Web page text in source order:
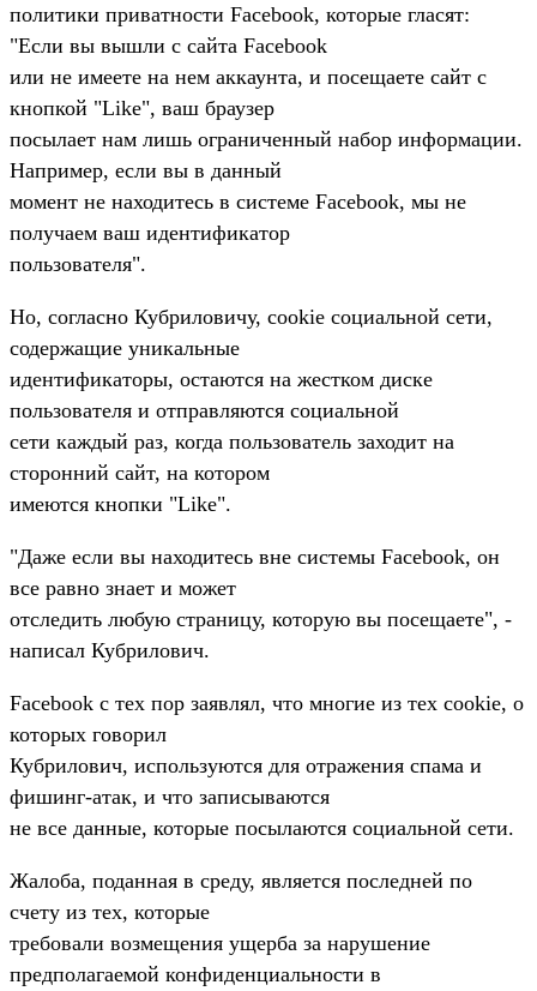
политики приватности Facebook, которые гласят:
"Если вы вышли с сайта Facebook
или не имеете на нем аккаунта, и посещаете сайт с
кнопкой "Like", ваш браузер
посылает нам лишь ограниченный набор информации.
Например, если вы в данный
момент не находитесь в системе Facebook, мы не
получаем ваш идентификатор
пользователя".
Но, согласно Кубриловичу, cookie социальной сети,
содержащие уникальные
идентификаторы, остаются на жестком диске
пользователя и отправляются социальной
сети каждый раз, когда пользователь заходит на
сторонний сайт, на котором
имеются кнопки "Like".
"Даже если вы находитесь вне системы Facebook, он
все равно знает и может
отследить любую страницу, которую вы посещаете", -
написал Кубрилович.
Facebook с тех пор заявлял, что многие из тех cookie, о
которых говорил
Кубрилович, используются для отражения спама и
фишинг-атак, и что записываются
не все данные, которые посылаются социальной сети.
Жалоба, поданная в среду, является последней по
счету из тех, которые
требовали возмещения ущерба за нарушение
предполагаемой конфиденциальности в